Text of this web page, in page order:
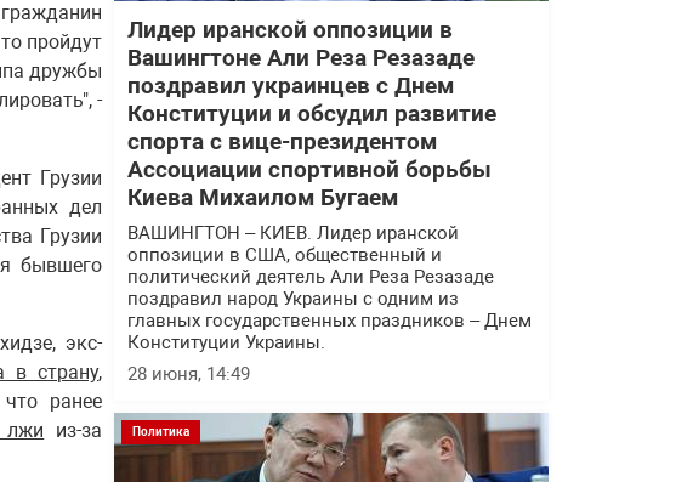
пройдут
дружбы
-
Грузии
дел
Грузии
бывшего
экс-
в страну,
ранее
лжи из-за
Лидер иранской оппозиции в
Вашингтоне Али Реза Резазаде
поздравил украинцев с Днем
Конституции и обсудил развитие
спорта с вице-президентом
Ассоциации спортивной борьбы
Киева Михаилом Бугаем
ВАШИНГТОН – КИЕВ. Лидер иранской
оппозиции в США, общественный и
политический деятель Али Реза Резазаде
поздравил народ Украины с одним из
главных государственных праздников – Днем
Конституции Украины.
28 июня, 14:49
Политика